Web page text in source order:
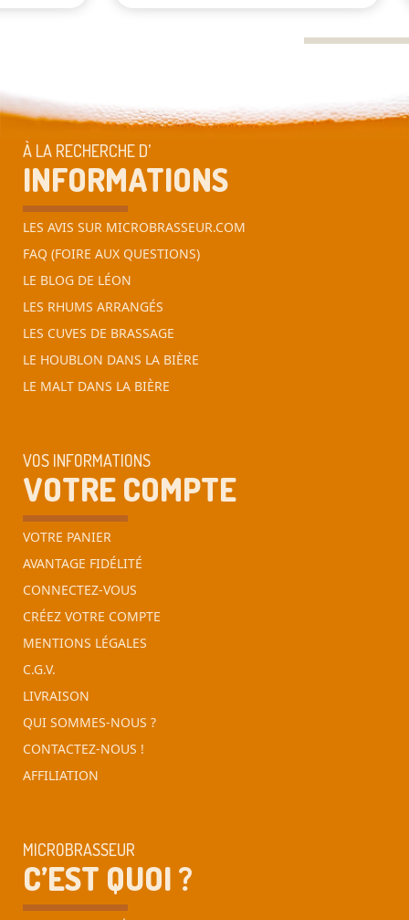
À LA RECHERCHE D’
INFORMATIONS
LES AVIS SUR MICROBRASSEUR.COM
FAQ (FOIRE AUX QUESTIONS)
LE BLOG DE LÉON
LES RHUMS ARRANGÉS
LES CUVES DE BRASSAGE
LE HOUBLON DANS LA BIÈRE
LE MALT DANS LA BIÈRE
VOS INFORMATIONS
VOTRE COMPTE
VOTRE PANIER
AVANTAGE FIDÉLITÉ
CONNECTEZ-VOUS
CRÉEZ VOTRE COMPTE
MENTIONS LÉGALES
C.G.V.
LIVRAISON
QUI SOMMES-NOUS ?
CONTACTEZ-NOUS !
AFFILIATION
MICROBRASSEUR
C’EST QUOI ?